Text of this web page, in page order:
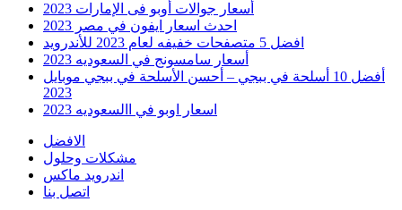
أسعار جوالات أوبو فى الإمارات 2023
احدث اسعار ايفون في مصر 2023
افضل 5 متصفحات خفيفه لعام 2023 للأندرويد
أسعار سامسونج في السعوديه 2023
أفضل 10 أسلحة في ببجي – أحسن الأسلحة في ببجي موبايل
2023
اسعار اوبو في االسعوديه 2023
الافضل
مشكلات وحلول
اندرويد ماكس
اتصل بنا